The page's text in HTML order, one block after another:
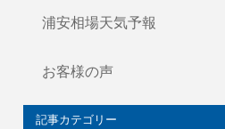
浦安相場天気予報
お客様の声
記事カテゴリー